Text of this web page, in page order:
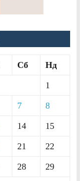
Сб Нд
1
7 8
14 15
21 22
28 29